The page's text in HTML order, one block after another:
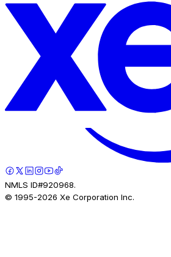
NMLS ID#920968.
© 1995-2026 Xe Corporation Inc.